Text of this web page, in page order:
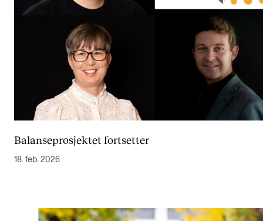
Velferd og helse
Mangfold og likestilling
Arrangementer
Nyheter for studenter
Studentutvalet SUT
Balanseprosjektet fortsetter
18. feb. 2026